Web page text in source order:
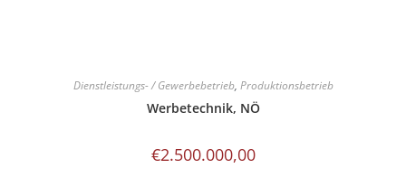
Dienstleistungs- / Gewerbebetrieb, Produktionsbetrieb
Werbetechnik, NÖ
€2.500.000,00